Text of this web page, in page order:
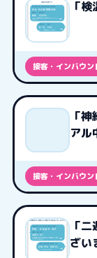
「
接客・インバウン
「
アル
接客・インバウン
「
ざい